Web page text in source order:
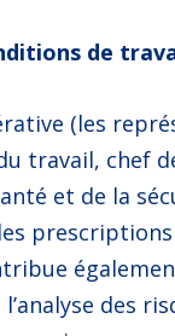
de
(les
travail, chef
et de la
des